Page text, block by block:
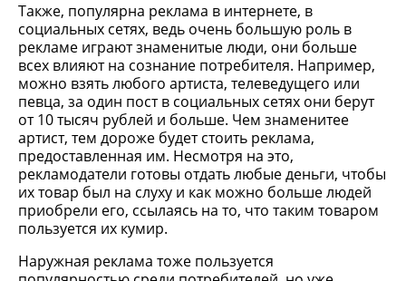
Также, популярна реклама в интернете, в
социальных сетях, ведь очень большую роль в
рекламе играют знаменитые люди, они больше
всех влияют на сознание потребителя. Например,
можно взять любого артиста, телеведущего или
певца, за один пост в социальных сетях они берут
от 10 тысяч рублей и больше. Чем знаменитее
артист, тем дороже будет стоить реклама,
предоставленная им. Несмотря на это,
рекламодатели готовы отдать любые деньги, чтобы
их товар был на слуху и как можно больше людей
приобрели его, ссылаясь на то, что таким товаром
пользуется их кумир.
Наружная реклама тоже пользуется